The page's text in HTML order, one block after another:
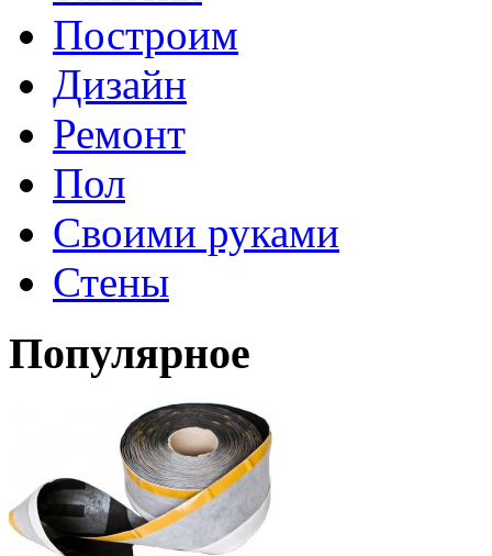
Построим
Дизайн
Ремонт
Пол
Своими руками
Стены
Популярное